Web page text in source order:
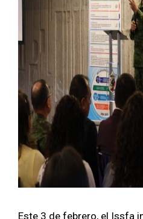
Este 3 de febrero, el Iss­fa